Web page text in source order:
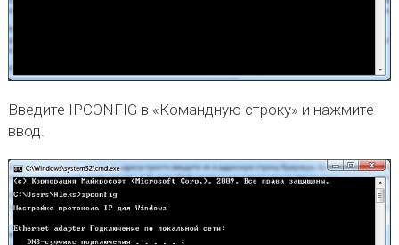
Введите IPCONFIG в «Командную строку» и нажмите
ввод.